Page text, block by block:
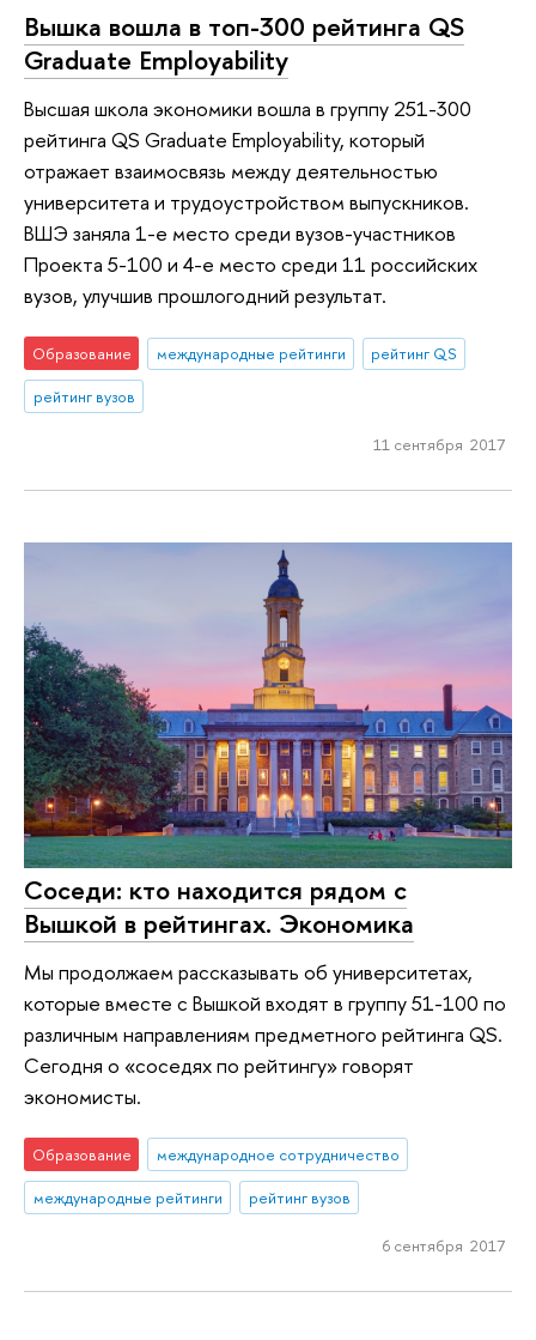
Вышка вошла в топ-300 рейтинга QS
Gradua­te Employability
Высшая школа экономи­ки вошла в группу 25­1-300
рейтинга QS Gr­aduate Employability, который
отражает взаимосвязь между деятельностью
университ­ета и трудоустройств­ом выпускников.
ВШЭ заняла 1-е место сре­ди вузов-участников
Проекта 5-100 и 4-е место среди 11 росси­йских
вузов, улучшив прошлогодний резуль­тат.
Образование международные рейтинги
рейтинг QS
рейтинг вузов
11 сентября 2017
Соседи: кто находится рядом с
Вышкой в рейтингах. Экономика
Мы продолжаем рассказывать об университетах,
которые вместе с Вышкой входят в группу 51-100 по
различным направлениям предметного рейтинга QS.
Сегодня о «соседях по рейтингу» говорят
экономисты.
Образование
международное сотрудничество
международные рейтинги
рейтинг вузов
6 сентября 2017